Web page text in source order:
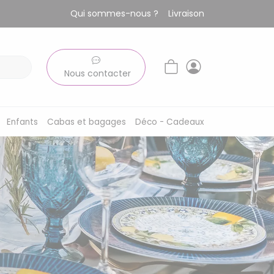
Qui sommes-nous ? Livraison
Nous contacter
Enfants Cabas et bagages Déco - Cadeaux